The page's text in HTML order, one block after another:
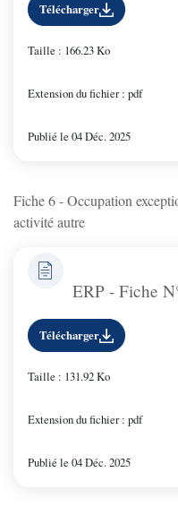
Télécharger
Taille : 166.23 Ko
Extension du fichier : pdf
Publié le 04 Déc. 2025
Fiche 6 - Occupation
activité autre
ERP - Fiche
Télécharger
Taille : 131.92 Ko
Extension du fichier : pdf
Publié le 04 Déc. 2025